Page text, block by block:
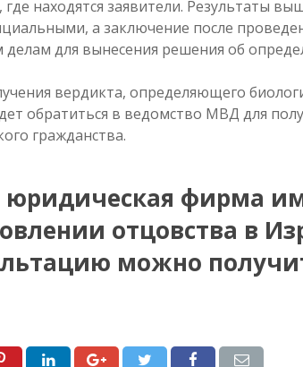
где находятся заявители. Результаты
а заключение после
для вынесения решения об
вердикта, определяющего
обратиться в ведомство МВД для
гражданства.
фирма
отцовства в
можно